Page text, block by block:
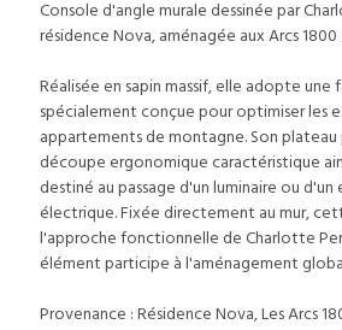
Console d'angle murale dessinée par
résidence Nova, aménagée aux Arcs 1800
Réalisée en sapin massif, elle adopte
spécialement conçue pour optimiser les
appartements de montagne. Son
découpe ergonomique caractéristique
destiné au passage d'un luminaire ou
électrique. Fixée directement au mur,
l'approche fonctionnelle de Charlotte
élément participe à l'aménagement
Provenance : Résidence Nova, Les Arcs